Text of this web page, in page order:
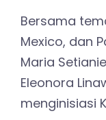
Bersama
Mexico, dan
Maria
Eleonora
menginisiasi